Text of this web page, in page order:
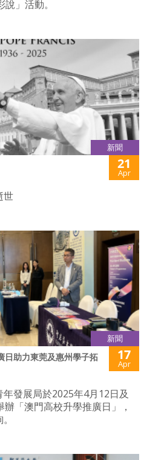
」活動。
新聞
21
Apr
世
新聞
日助力東莞及惠州學子拓
17
Apr
發展局於2025年4月12日及
「澳門高校升學推廣日」，